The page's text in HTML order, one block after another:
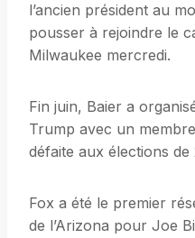
l’ancien président au
pousser à rejoindre le
Milwaukee mercredi.
Fin juin, Baier a
Trump avec un
défaite aux élections de
Fox a été le premier
de l’Arizona pour Joe